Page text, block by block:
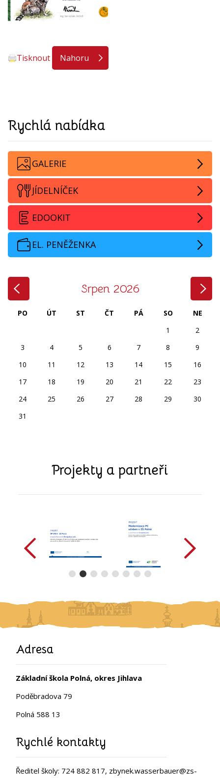
Tisknout Nahoru
Rychlá nabídka
GALERIE
JÍDELNÍČEK
EDOOKIT
EL. PENĚŽENKA
Srpen 2026
PO ÚT ST ČT PÁ SO
NE
1
2
3
4 5 6 7 8
9
10
11 12 13 14 15
16
17
18 19 20 21 22
23
24
25 26 27 28 29
30
31
Projekty a partneři
Adresa
Základní škola Polná, okres Jihlava
Poděbradova 79
Polná 588 13
Rychlé kontakty
Ředitel školy: 724 882 817, zbynek.wasserbauer@zs-